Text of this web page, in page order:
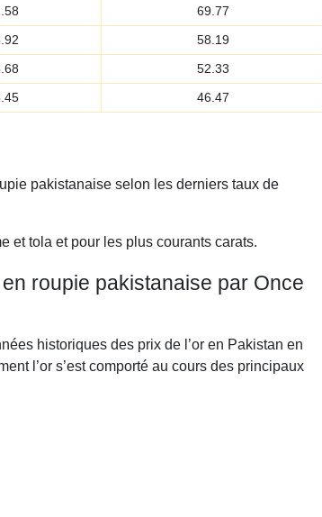
69.77
58.19
52.33
46.47
pakistanaise selon les derniers taux de
et tola et pour les plus courants carats.
roupie pakistanaise par Once
historiques des prix de l’or en Pakistan en
l’or s’est comporté au cours des principaux